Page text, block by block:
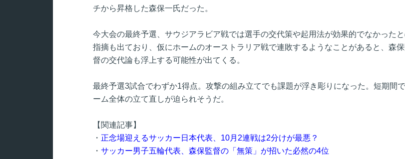
チから昇格した森保一氏だった。
今大会の最終予選、サウジアラビア戦では選手の交代策や起用法が効果的でなかった
指摘も出ており、仮にホームのオーストラリア戦で連敗するようなことがあると、森
督の交代論も浮上する可能性が出てくる。
最終予選3試合でわずか1得点。攻撃の組み立てでも課題が浮き彫りになった。短期間
ーム全体の立て直しが迫られそうだ。
【関連記事】
・ 正念場迎えるサッカー日本代表、10月2連戦は2分けが最悪？
・ サッカー男子五輪代表、森保監督の「無策」が招いた必然の4位